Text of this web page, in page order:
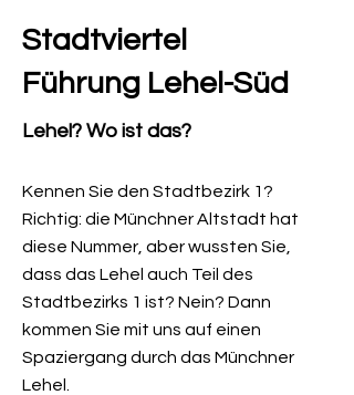
Stadtviertel
Führung Lehel-Süd
Lehel? Wo ist das?
Kennen Sie den Stadtbezirk 1?
Richtig: die Münchner Altstadt hat
diese Nummer, aber wussten Sie,
dass das Lehel auch Teil des
Stadtbezirks 1 ist? Nein? Dann
kommen Sie mit uns auf einen
Spaziergang durch das Münchner
Lehel.